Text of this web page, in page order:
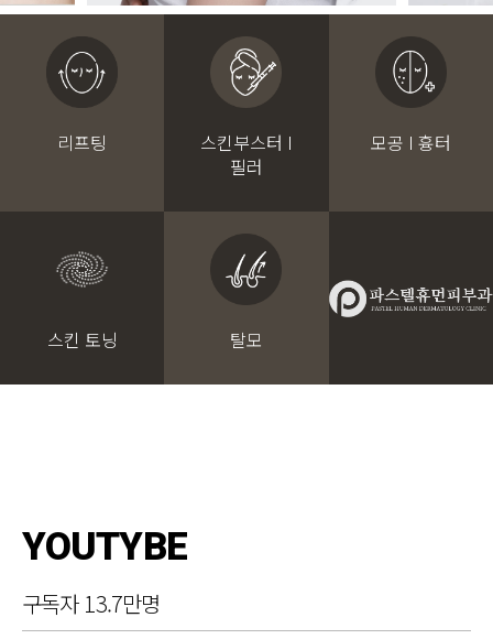
리프팅
스킨부스터 I
필러
모공 I 흉터
스킨 토닝 탈모
YOUTYBE
구독자 13.7만명